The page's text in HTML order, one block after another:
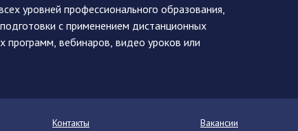
уровней профессионального образования,
с применением дистанционных
вебинаров, видео уроков или
Контакты Вакансии